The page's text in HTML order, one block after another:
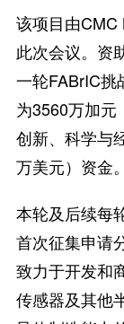
该项目由CMC
此次会议。资
一轮FABrIC挑
为3560万加元
创新、科学与
万美元）资金。
本轮及后续每
首次征集申请
致力于开发和
传感器及其他